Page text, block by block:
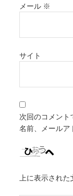
メール ※
サイト
次回のコメン
名前、メールア
上に表示された